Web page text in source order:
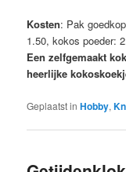
Kosten: Pak
1.50, kokos poeder:
Een zelfgemaakt
heerlijke
Geplaatst in Hobby,